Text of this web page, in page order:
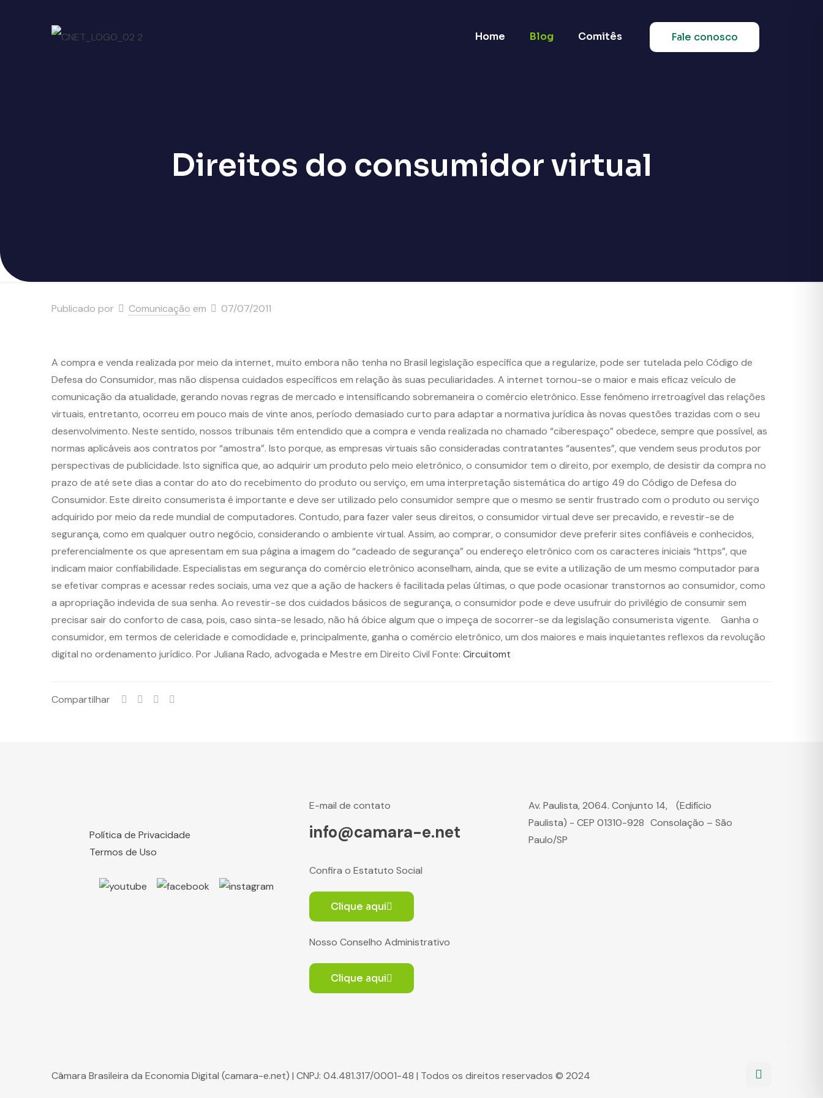
Home Blog Comitês Fale conosco
Direitos do consumidor virtual
Publicado por Comunicação em 07/07/2011
A compra e venda realizada por meio da internet, muito embora não tenha no Brasil legislação específica que a regularize, pode ser tutelada pelo Código de
Defesa do Consumidor, mas não dispensa cuidados específicos em relação às suas peculiaridades. A internet tornou-se o maior e mais eficaz veículo de
comunicação da atualidade, gerando novas regras de mercado e intensificando sobremaneira o comércio eletrônico. Esse fenômeno irretroagível das relações
virtuais, entretanto, ocorreu em pouco mais de vinte anos, período demasiado curto para adaptar a normativa jurídica às novas questões trazidas com o seu
desenvolvimento. Neste sentido, nossos tribunais têm entendido que a compra e venda realizada no chamado “ciberespaço” obedece, sempre que possível, as
normas aplicáveis aos contratos por “amostra”. Isto porque, as empresas virtuais são consideradas contratantes “ausentes”, que vendem seus produtos por
perspectivas de publicidade. Isto significa que, ao adquirir um produto pelo meio eletrônico, o consumidor tem o direito, por exemplo, de desistir da compra no
prazo de até sete dias a contar do ato do recebimento do produto ou serviço, em uma interpretação sistemática do artigo 49 do Código de Defesa do
Consumidor. Este direito consumerista é importante e deve ser utilizado pelo consumidor sempre que o mesmo se sentir frustrado com o produto ou serviço
adquirido por meio da rede mundial de computadores. Contudo, para fazer valer seus direitos, o consumidor virtual deve ser precavido, e revestir-se de
segurança, como em qualquer outro negócio, considerando o ambiente virtual. Assim, ao comprar, o consumidor deve preferir sites confiáveis e conhecidos,
preferencialmente os que apresentam em sua página a imagem do “cadeado de segurança” ou endereço eletrônico com os caracteres iniciais “https”, que
indicam maior confiabilidade. Especialistas em segurança do comércio eletrônico aconselham, ainda, que se evite a utilização de um mesmo computador para
se efetivar compras e acessar redes sociais, uma vez que a ação de hackers é facilitada pelas últimas, o que pode ocasionar transtornos ao consumidor, como
a apropriação indevida de sua senha. Ao revestir-se dos cuidados básicos de segurança, o consumidor pode e deve usufruir do privilégio de consumir sem
precisar sair do conforto de casa, pois, caso sinta-se lesado, não há óbice algum que o impeça de socorrer-se da legislação consumerista vigente. Ganha o
consumidor, em termos de celeridade e comodidade e, principalmente, ganha o comércio eletrônico, um dos maiores e mais inquietantes reflexos da revolução
digital no ordenamento jurídico. Por Juliana Rado, advogada e Mestre em Direito Civil Fonte: Circuitomt
Compartilhar
Política de Privacidade
Termos de Uso
E-mail de contato
info@camara-e.net
Confira o Estatuto Social
Clique aqui
Nosso Conselho Administrativo
Clique aqui
Av. Paulista, 2064. Conjunto 14, (Edifício
Paulista) - CEP 01310-928 Consolação – São
Paulo/SP
Câmara Brasileira da Economia Digital (camara-e.net) | CNPJ: 04.481.317/0001-48 | Todos os direitos reservados © 2024